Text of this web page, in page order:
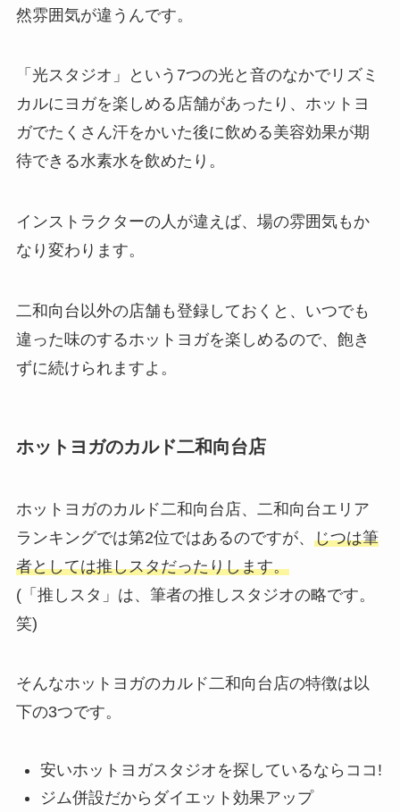
然雰囲気が違うんです。
「光スタジオ」
という7つの光と音のなかでリズミ
カルにヨガを楽しめる店舗があったり、ホットヨ
ガでたくさん汗をかいた後に飲める美容効果が期
待できる水素水を飲めたり。
インストラクターの人が違えば、場の雰囲気もか
なり変わります。
二和向台以外の店舗も登録しておくと、いつでも
違った味のするホットヨガを楽しめるので、飽き
ずに続けられますよ。
ホットヨガのカルド二和向台店
ホットヨガのカルド二和向台店、二和向台エリア
ランキングでは第2位ではあるのですが、 じつは筆
者としては推しスタだったりします。
(「推しスタ」は、筆者の推しスタジオの略です。
笑)
そんなホットヨガのカルド二和向台店の特徴は以
下の3つです。
安いホットヨガスタジオを探しているならココ!
ジム併設だからダイエット効果アップ